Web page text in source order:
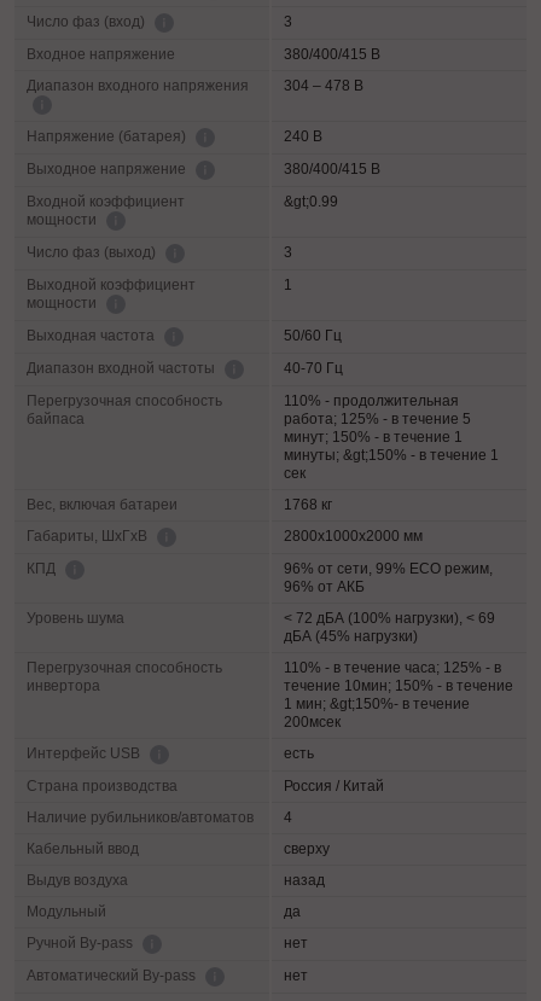
Число фаз (вход)
3
Входное напряжение
380/400/415 В
Диапазон входного напряжения
304 – 478 В
Напряжение (батарея)
240 В
Выходное напряжение
380/400/415 В
Входной коэффициент
мощности
&gt;0.99
Число фаз (выход)
3
Выходной коэффициент
мощности
1
Выходная частота
50/60 Гц
Диапазон входной частоты
40-70 Гц
Перегрузочная способность
байпаса
110% - продолжительная
работа; 125% - в течение 5
минут; 150% - в течение 1
минуты; &gt;150% - в течение 1
сек
Вес, включая батареи
1768 кг
Габариты, ШхГхВ
2800х1000х2000 мм
КПД
96% от сети, 99% ECO режим,
96% от АКБ
Уровень шума
< 72 дБА (100% нагрузки), < 69
дБА (45% нагрузки)
Перегрузочная способность
инвертора
110% - в течение часа; 125% - в
течение 10мин; 150% - в течение
1 мин; &gt;150%- в течение
200мсек
Интерфейс USB
есть
Страна производства
Россия / Китай
Наличие рубильников/автоматов
4
Кабельный ввод
сверху
Выдув воздуха
назад
Модульный
да
Ручной By-pass
нет
Автоматический By-pass
нет